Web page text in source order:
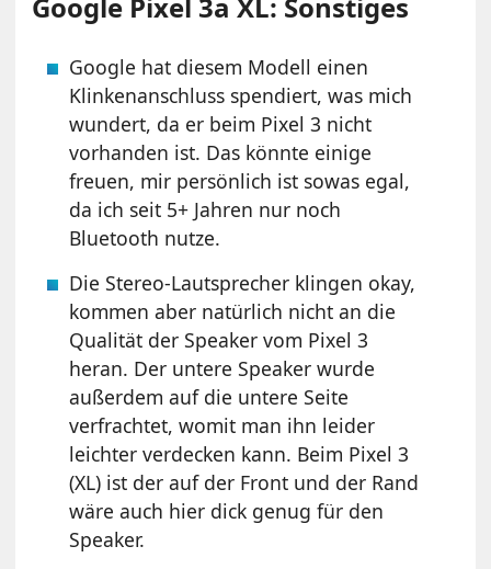
Google hat diesem Modell einen
Klinkenanschluss spendiert, was mich
wundert, da er beim Pixel 3 nicht
vorhanden ist. Das könnte einige
freuen, mir persönlich ist sowas egal,
da ich seit 5+ Jahren nur noch
Bluetooth nutze.
Die Stereo-Lautsprecher klingen okay,
kommen aber natürlich nicht an die
Qualität der Speaker vom Pixel 3
heran. Der untere Speaker wurde
außerdem auf die untere Seite
verfrachtet, womit man ihn leider
leichter verdecken kann. Beim Pixel 3
(XL) ist der auf der Front und der Rand
wäre auch hier dick genug für den
Speaker.